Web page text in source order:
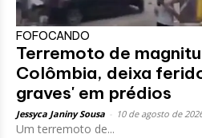
FOFOCANDO
Terremoto de
Colômbia, deixa
graves' em prédios
Jessyca Janiny Sousa 10 de agosto de
Um terremoto de...